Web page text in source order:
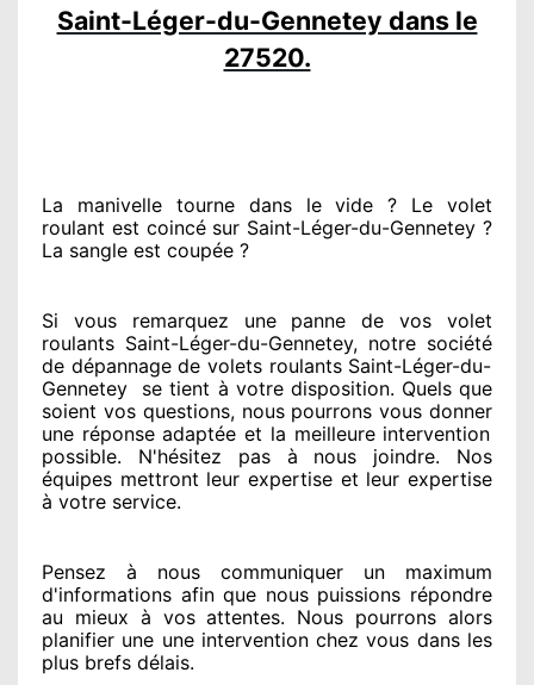
Saint-Léger-du-Gennetey dans le
27520.
La manivelle tourne dans le vide ? Le volet
roulant est coincésur Saint-Léger-du-Gennetey ?
La sangle est coupée ?
Si vous remarquez une panne de vos volet
roulants Saint-Léger-du-Gennetey, notre société
de dépannage de volets roulants Saint-Léger-du-
Gennetey
se tient à votre disposition. Quels que
soient vos questions, nous pourrons vous donner
une réponse adaptée et la meilleure intervention
possible. N'hésitez pas à nous joindre. Nos
équipes mettront leur expertise et leur expertise
à votre service.
Pensez à nous communiquer un maximum
d'informations afin que nous puissions répondre
au mieux à vos attentes. Nous pourrons alors
planifier une une intervention chez vous dans les
plus brefs délais.